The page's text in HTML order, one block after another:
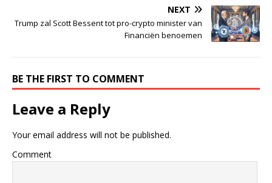
NEXT
Trump zal Scott Bessent tot pro-crypto minister van
Financiën benoemen
BE THE FIRST TO COMMENT
Leave a Reply
Your email address will not be published.
Comment